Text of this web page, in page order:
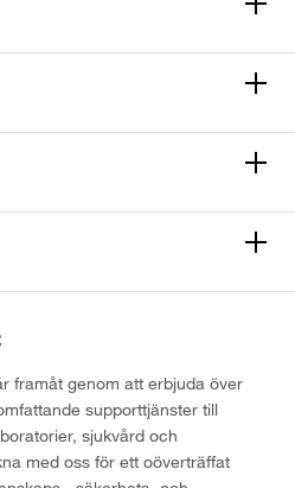
framåt genom att erbjuda över
supporttjänster till
sjukvård och
med oss för ett oöverträffat